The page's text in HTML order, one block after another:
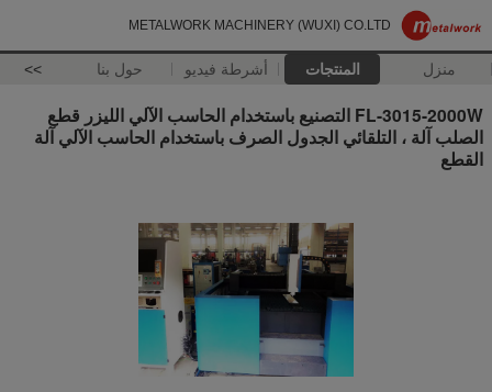
METALWORK MACHINERY (WUXI) CO.LTD
منزل المنتجات أشرطة فيديو حول بنا >>
FL-3015-2000W التصنيع باستخدام الحاسب الآلي الليزر قطع
الصلب آلة ، التلقائي الجدول الصرف باستخدام الحاسب الآلي آلة
القطع